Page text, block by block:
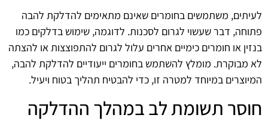
לעיתים, משתמשים בחומרים שאינם מתאימים להדלקת להבה
פתוחה, דבר שעשוי לגרום לסכנות. לדוגמה, שימוש בדלקים כמו
בנזין או חומרים כימיים אחרים עלול לגרום להתפוצצות או להצתה
לא מבוקרת. מומלץ להשתמש בחומרים ייעודיים להדלקת להבה,
המיוצרים במיוחד למטרה זו, כדי להבטיח תהליך בטוח ויעיל.
חוסר תשומת לב במהלך ההדלקה